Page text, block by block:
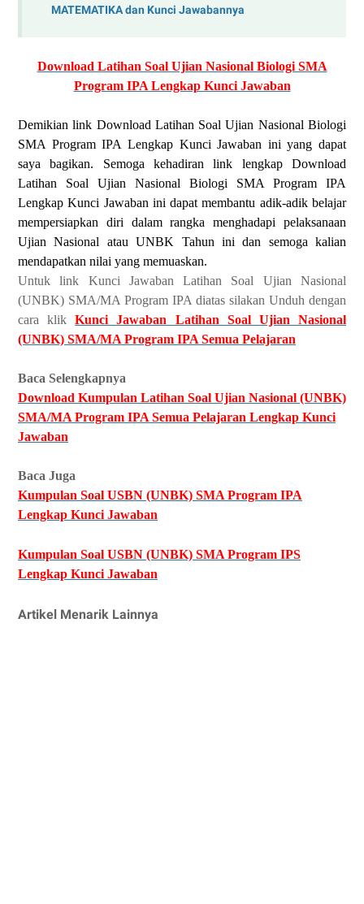
MATEMATIKA dan Kunci Jawabannya
Download Latihan Soal Ujian Nasional Biologi SMA
Program IPA Lengkap Kunci Jawaban
Demikian link Download Latihan Soal Ujian Nasional Biologi
SMA Program IPA Lengkap Kunci Jawaban ini yang dapat
saya bagikan. Semoga kehadiran link lengkap Download
Latihan Soal Ujian Nasional Biologi SMA Program IPA
Lengkap Kunci Jawaban ini dapat membantu adik-adik belajar
mempersiapkan diri dalam rangka menghadapi pelaksanaan
Ujian Nasional atau UNBK Tahun ini dan semoga kalian
mendapatkan nilai yang memuaskan.
Untuk link Kunci Jawaban Latihan Soal Ujian Nasional
(UNBK) SMA/MA Program IPA diatas silakan Unduh dengan
cara klikKunci Jawaban Latihan Soal Ujian Nasional
(UNBK) SMA/MA Program IPA Semua Pelajaran
Baca Selengkapnya
Download Kumpulan Latihan Soal Ujian Nasional (UNBK)
SMA/MA Program IPA Semua Pelajaran Lengkap Kunci
Jawaban
Baca Juga
Kumpulan Soal USBN (UNBK) SMA Program IPA
Lengkap Kunci Jawaban
Kumpulan Soal USBN (UNBK) SMA Program IPS
Lengkap Kunci Jawaban
Artikel Menarik Lainnya